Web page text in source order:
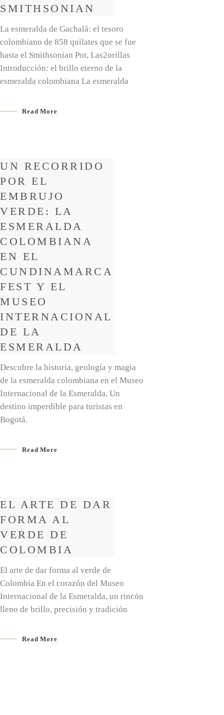
SMITHSONIAN
La esmeralda de Gachalá: el tesoro
colombiano de 858 quilates que se fue
hasta el Smithsonian Por, Las2orillas
Introducción: el brillo eterno de la
esmeralda colombiana La esmeralda
Read More
UN RECORRIDO
POR EL
EMBRUJO
VERDE: LA
ESMERALDA
COLOMBIANA
EN EL
CUNDINAMARCA
FEST Y EL
MUSEO
INTERNACIONAL
DE LA
ESMERALDA
Descubre la historia, geología y magia
de la esmeralda colombiana en el Museo
Internacional de la Esmeralda. Un
destino imperdible para turistas en
Bogotá.
Read More
EL ARTE DE DAR
FORMA AL
VERDE DE
COLOMBIA
El arte de dar forma al verde de
Colombia En el corazón del Museo
Internacional de la Esmeralda, un rincón
lleno de brillo, precisión y tradición
Read More